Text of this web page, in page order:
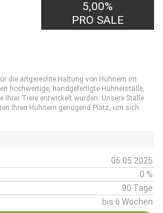
5,00%
PRO SALE
die artgerechte Haltung von Hühnern im
hochwertige, handgefertigte Hühnerställe,
Ihrer Tiere entwickelt wurden. Unsere Ställe
Ihren Hühnern genügend Platz, um sich
06.05.2025
0 %
90 Tage
bis 6 Wochen